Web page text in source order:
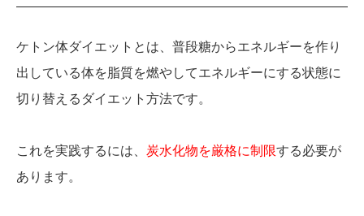
ケトン体ダイエットとは、普段糖からエネルギーを作り
出している体を脂質を燃やしてエネルギーにする状態に
切り替えるダイエット方法です。
これを実践するには、 炭水化物を厳格に制限する必要が
あります。